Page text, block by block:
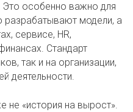
Это особенно важно для
разрабатывают модели, а
сервисе, HR,
Стандарт
так и на организации,
деятельности.
не «история на вырост».